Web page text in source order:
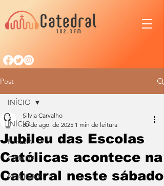
Post
INÍCIO
IGREJA
CIDADE
NACIONAL
INÍCIO
Jubileu das Escolas
Católicas acontece na
Catedral neste sábado
Silvia Carvalho
30 de ago. de 2025 1 min de leitura